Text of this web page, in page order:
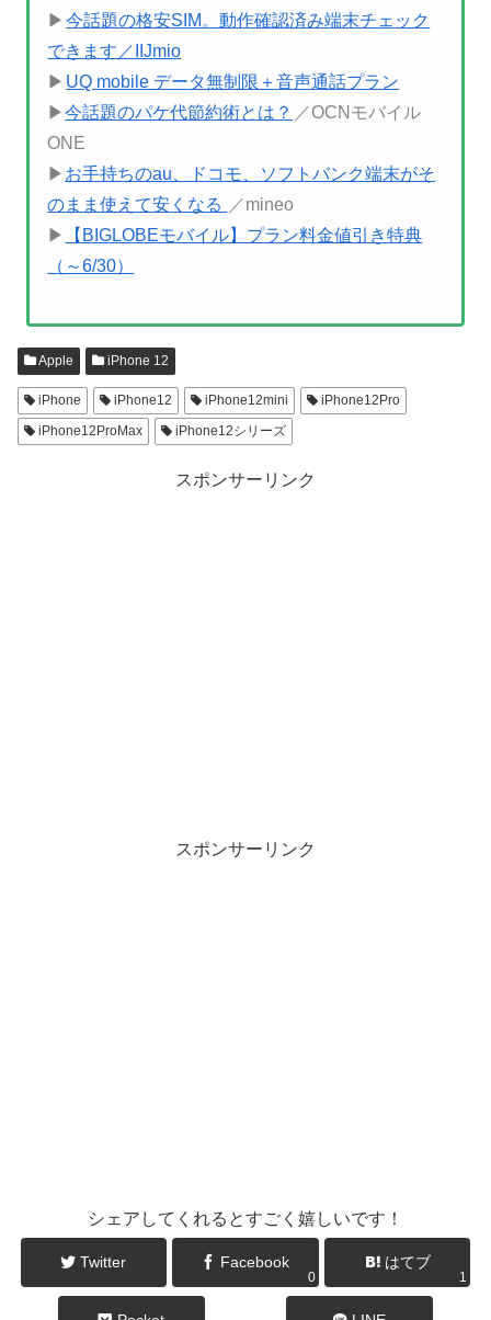
▶ 今話題の格安SIM。動作確認済み端末チェック
できます／IIJmio
▶ UQ mobile データ無制限＋音声通話プラン
▶今話題のパケ代節約術とは？ ／OCNモバイル
ONE
▶ お手持ちのau、ドコモ、ソフトバンク端末がそ
のまま使えて安くなる
／mineo
▶
【BIGLOBEモバイル】プラン料金値引き特典
（～6/30）
Apple iPhone 12
iPhone iPhone12 iPhone12mini
iPhone12Pro
iPhone12ProMax
iPhone12シリーズ
スポンサーリンク
スポンサーリンク
シェアしてくれるとすごく嬉しいです！
Twitter Facebook
0
はてブ
1